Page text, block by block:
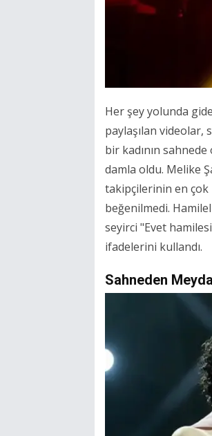
Her şey yolunda
paylaşılan videolar,
bir kadının
damla oldu. Melike
takipçilerinin en çok
beğenilmedi.
seyirci "Evet
ifadelerini kullandı.
Sahneden